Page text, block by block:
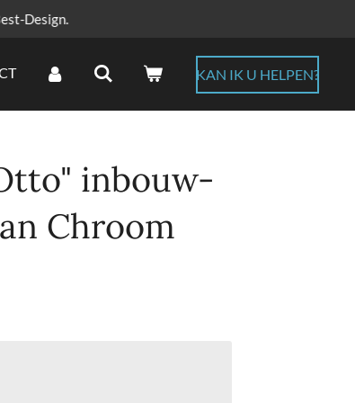
Design.
KAN IK U HELPEN?
inbouw-
Chroom